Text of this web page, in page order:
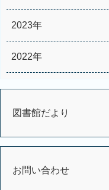
2023年
2022年
図書館だより
お問い合わせ